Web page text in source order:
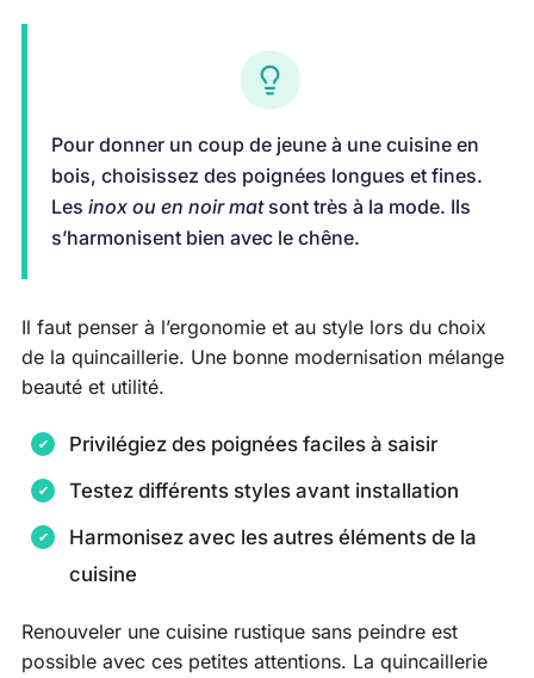
Pour donner un coup de jeune à une cuisine en
bois, choisissez des poignées longues et fines.
Les inox ou en noir matsont très à la mode. Ils
s’harmonisent bien avec le chêne.
Il faut penser à l’ergonomie et au style lors du choix
de la quincaillerie. Une bonne modernisation mélange
beauté et utilité.
Privilégiez des poignées faciles à saisir
Testez différents styles avant installation
Harmonisez avec les autres éléments de la
cuisine
Renouveler une cuisine rustique sans peindre est
possible avec ces petites attentions. La quincaillerie